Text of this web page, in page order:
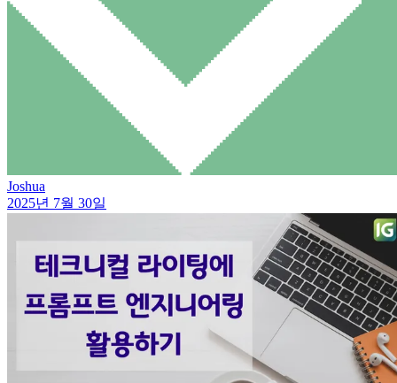
Joshua
2025년 7월 30일